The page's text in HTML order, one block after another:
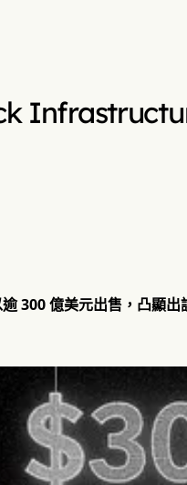
億美元出售，凸顯出